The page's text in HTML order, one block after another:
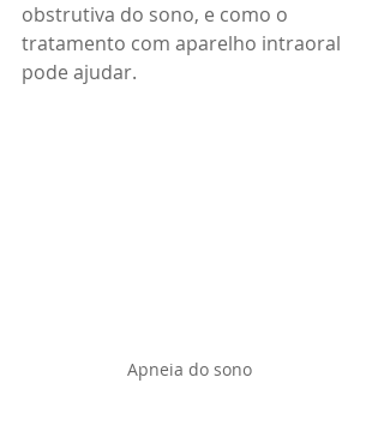
obstrutiva do sono, e como o
tratamento com aparelho intraoral
pode ajudar.
Apneia do sono